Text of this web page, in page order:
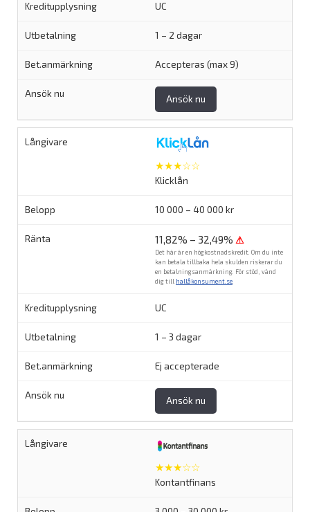
UC
1 – 2 dagar
Accepteras (max 9)
Ansök nu
★★★☆☆
Klicklån
10 000 – 40 000 kr
11,82% – 32,49% ⚠
Det här är en högkostnadskredit. Om du inte
kan betala tillbaka hela skulden riskerar du
en betalningsanmärkning. För stöd, vänd
dig till hallåkonsument.se
UC
1 – 3 dagar
Ej accepterade
Ansök nu
★★★☆☆
Kontantfinans